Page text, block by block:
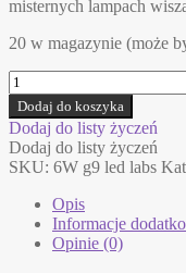
misternych lampach
20 w magazynie (może
ilość
Żarówka
LED
6W
G9
Led
Dodaj do koszyka
Dodaj do listy życzeń
Dodaj do listy życzeń
SKU: 6W g9 led labs
Opis
Informacje
Opinie (0)